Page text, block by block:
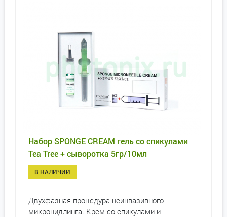
Набор SPONGE CREAM гель со спикулами
Tea Tree + сыворотка 5гр/10мл
В НАЛИЧИИ
Двухфазная процедура неинвазивного
микронидлинга. Крем со спикулами и